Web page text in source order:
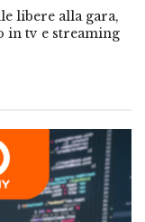
libere alla gara,
in tv e streaming